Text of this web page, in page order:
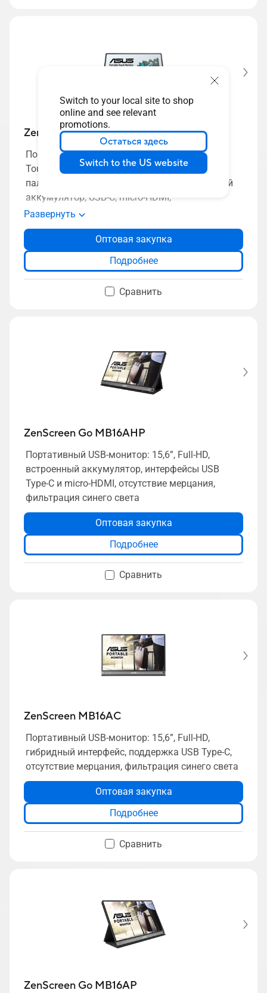
Switch to your local site to shop
online and see relevant
promotions.
Остаться здесь
Switch to the US website
ZenScreen Touch MB16AMT
Портативный USB-монитор ASUS ZenScreen
Touch MB16AMT: 15,6”, IPS, Full-HD, 10-
пальцевый сенсорный интерфейс, встроенный
аккумулятор, USB-C, micro-HDMI,
совместимость с ноутбуками, смартфонами,
игровыми консолями и камерами
Развернуть
Оптовая закупка
Подробнее
Сравнить
ZenScreen Go MB16AHP
Портативный USB-монитор: 15,6”, Full-HD,
встроенный аккумулятор, интерфейсы USB
Type-C и micro-HDMI, отсутствие мерцания,
фильтрация синего света
Оптовая закупка
Подробнее
Сравнить
ZenScreen MB16AC
Портативный USB-монитор: 15,6”, Full-HD,
гибридный интерфейс, поддержка USB Type-C,
отсутствие мерцания, фильтрация синего света
Оптовая закупка
Подробнее
Сравнить
ZenScreen Go MB16AP